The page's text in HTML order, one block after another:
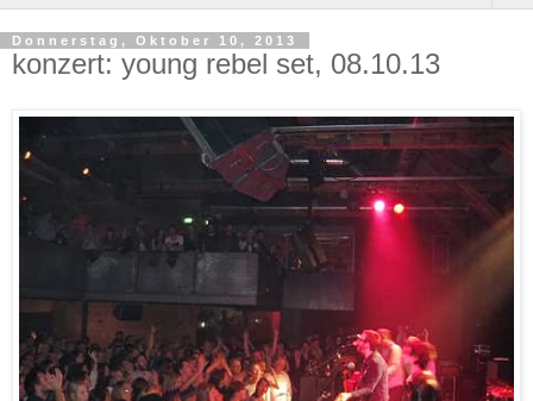
Donnerstag, Oktober 10, 2013
konzert: young rebel set, 08.10.13